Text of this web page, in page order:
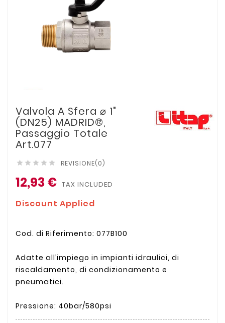
Valvola A Sfera ⌀ 1"
(DN25) MADRID®,
Passaggio Totale
Art.077
     REVISIONE(0)
12,93 € TAX INCLUDED
Discount Applied
Cod. di Riferimento: 077B100
Adatte all’impiego in impianti idraulici, di
riscaldamento, di condizionamento e
pneumatici.
Pressione: 40bar/580psi